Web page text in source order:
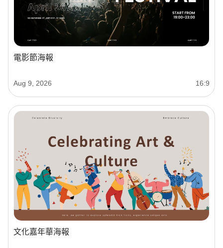
電影節海報
Aug 9, 2026 16:9
文化嘉年華海報